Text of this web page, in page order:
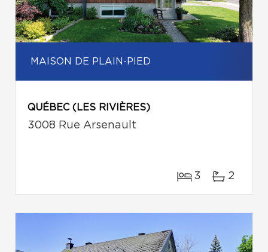
MAISON DE PLAIN-PIED
QUÉBEC (LES RIVIÈRES)
3008 Rue Arsenault
3 2